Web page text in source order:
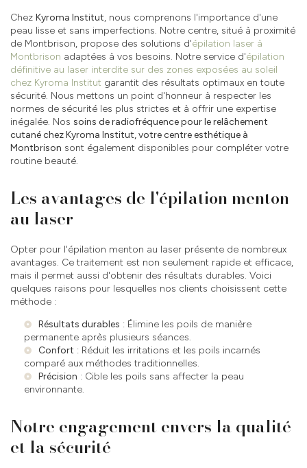
Chez Kyroma Institut, nous comprenons l'importance d'une
peau lisse et sans imperfections. Notre centre, situé à proximité
de Montbrison, propose des solutions d'épilation laser à
Montbrison adaptées à vos besoins. Notre service d'épilation
définitive au laser interdite sur des zones exposées au soleil
chez Kyroma Institut garantit des résultats optimaux en toute
sécurité. Nous mettons un point d'honneur à respecter les
normes de sécurité les plus strictes et à offrir une expertise
inégalée. Nos soins de radiofréquence pour le relâchement
cutané chez Kyroma Institut, votre centre esthétique à
Montbrison sont également disponibles pour compléter votre
routine beauté.
Les avantages de l'épilation menton
au laser
Opter pour l'épilation menton au laser présente de nombreux
avantages. Ce traitement est non seulement rapide et efficace,
mais il permet aussi d'obtenir des résultats durables. Voici
quelques raisons pour lesquelles nos clients choisissent cette
méthode :
Résultats durables : Élimine les poils de manière
permanente après plusieurs séances.
Confort : Réduit les irritations et les poils incarnés
comparé aux méthodes traditionnelles.
Précision : Cible les poils sans affecter la peau
environnante.
Notre engagement envers la qualité
et la sécurité